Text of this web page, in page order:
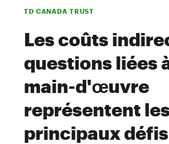
TD CANADA TRUST
Les coûts
questions liées
main-d'œuvre
représentent
principaux